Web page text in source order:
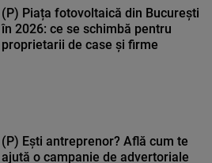
(P) Piața fotovoltaică din București
în 2026: ce se schimbă pentru
proprietarii de case și firme
(P) Ești antreprenor? Află cum te
ajută o campanie de advertoriale